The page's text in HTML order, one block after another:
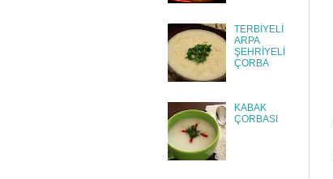
TERBİYELİ
ARPA
ŞEHRİYELİ
ÇORBA
KABAK
ÇORBASI